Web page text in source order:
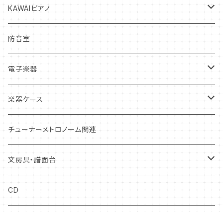
ユーフォニアム
チューバ
クラリネット
ユーフォニアム
チューバ
クラリネット
サックス
マウスピースケース
リガチャー
リード
クラリネットリード
サックスリード
ミュート・アクセサリー
オイル・グリス
管楽器お手入れ用品
トレーニング
中古アクセサリー
ヴィオラ
ヴァイオリン
ヴィオラ
弦
ヴァイオリン
ヴィオラ
松脂
弦楽器お手入れ用品
ケース
本体ケース
弓ケース
スタンド
弓
打楽器中古本体
マレット
スティック
ドラムヘッド
打楽器お手入れ用品
インディアン・フルート
オカリナ
KAWAIピアノ
アップライトピアノ
グランドピアノ
電子ピアノ
防音室
電子楽器
電子ドラム
ウィンドシンセサイザー
ケース
ソフトケース
楽器ケース
ハードケース
ソフトケース
キーボード
チューナーメトロノーム関連
文房具・譜面台
クリアファイル
CD